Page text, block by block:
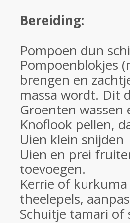
Bereiding:
Pompoen dun
Pompoenblokjes
brengen en
massa wordt. Dit
Groenten wassen
Knoflook pellen,
Uien klein snijden
Uien en prei
toevoegen.
Kerrie of
theelepels,
Schuitje tamari of